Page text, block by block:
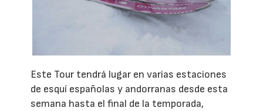
Este Tour tendrá lugar en varias estaciones
de esquí españolas y andorranas desde esta
semana hasta el final de la temporada,